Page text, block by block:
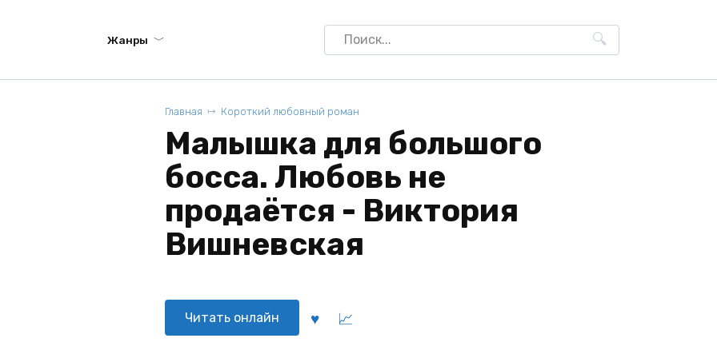
Жанры
Search
for:
Главная Короткий любовный роман
Малышка для большого
босса. Любовь не
продаётся - Виктория
Вишневская
Читать онлайн